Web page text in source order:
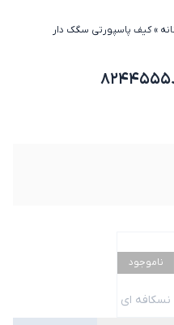
»کیف پاسپورتی سگک دار
ناموجود
نسکافه ای